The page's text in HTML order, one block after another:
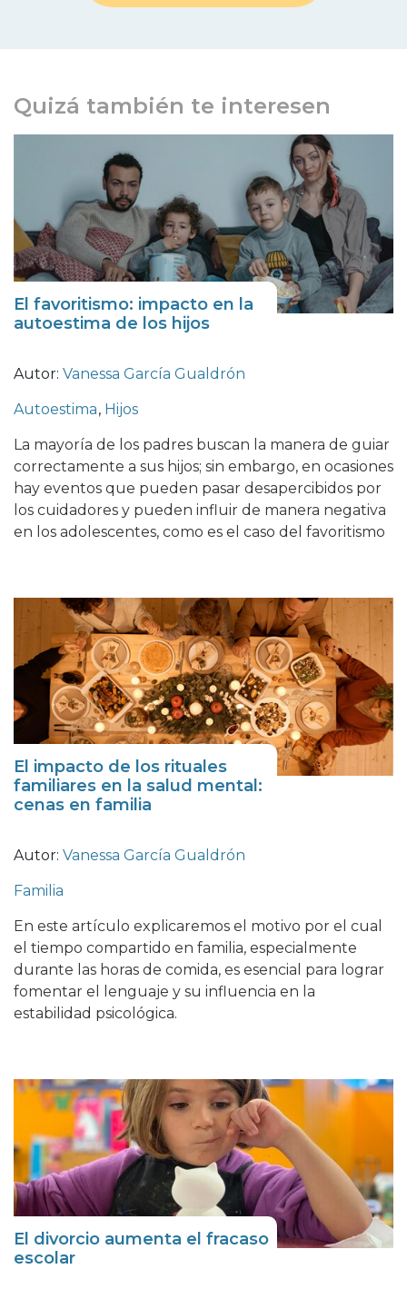
Quizá también te interesen
El favoritismo: impacto en la
autoestima de los hijos
Autor: Vanessa García Gualdrón
Autoestima, Hijos
La mayoría de los padres buscan la manera de guiar
correctamente a sus hijos; sin embargo, en ocasiones
hay eventos que pueden pasar desapercibidos por
los cuidadores y pueden influir de manera negativa
en los adolescentes, como es el caso del favoritismo
El impacto de los rituales
familiares en la salud mental:
cenas en familia
Autor: Vanessa García Gualdrón
Familia
En este artículo explicaremos el motivo por el cual
el tiempo compartido en familia, especialmente
durante las horas de comida, es esencial para lograr
fomentar el lenguaje y su influencia en la
estabilidad psicológica.
El divorcio aumenta el fracaso
escolar